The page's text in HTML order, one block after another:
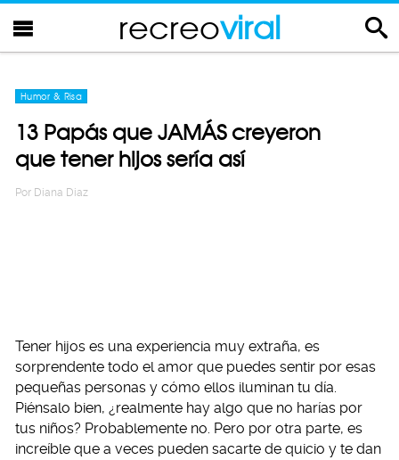
recreoviral
Humor & Risa
13 Papás que JAMÁS creyeron
que tener hijos sería así
Por Diana Diaz
Tener hijos es una experiencia muy extraña, es
sorprendente todo el amor que puedes sentir por esas
pequeñas personas y cómo ellos iluminan tu día.
Piénsalo bien, ¿realmente hay algo que no harías por
tus niños? Probablemente no. Pero por otra parte, es
increíble que a veces pueden sacarte de quicio y te dan